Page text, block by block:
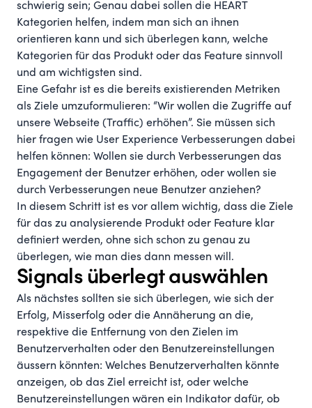
schwierig sein; Genau dabei sollen die HEART
Kategorien helfen, indem man sich an ihnen
orientieren kann und sich überlegen kann, welche
Kategorien für das Produkt oder das Feature sinnvoll
und am wichtigsten sind.
Eine Gefahr ist es die bereits existierenden Metriken
als Ziele umzuformulieren: “Wir wollen die Zugriffe auf
unsere Webseite (Traffic) erhöhen”. Sie müssen sich
hier fragen wie User Experience Verbesserungen dabei
helfen können: Wollen sie durch Verbesserungen das
Engagement der Benutzer erhöhen, oder wollen sie
durch Verbesserungen neue Benutzer anziehen?
In diesem Schritt ist es vor allem wichtig, dass die Ziele
für das zu analysierende Produkt oder Feature klar
definiert werden, ohne sich schon zu genau zu
überlegen, wie man dies dann messen will.
Signals überlegt auswählen
Als nächstes sollten sie sich überlegen, wie sich der
Erfolg, Misserfolg oder die Annäherung an die,
respektive die Entfernung von den Zielen im
Benutzerverhalten oder den Benutzereinstellungen
äussern könnten: Welches Benutzerverhalten könnte
anzeigen, ob das Ziel erreicht ist, oder welche
Benutzereinstellungen wären ein Indikator dafür, ob